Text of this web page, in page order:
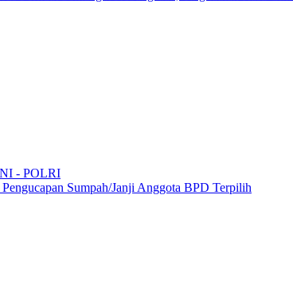
- POLRI
Sumpah/Janji Anggota BPD Terpilih